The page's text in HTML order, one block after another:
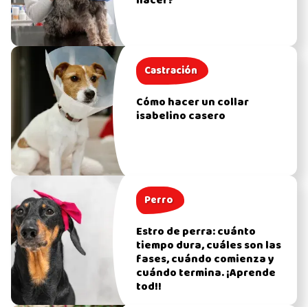
Castración
Cómo hacer un collar
isabelino casero
Perro
Estro de perra: cuánto
tiempo dura, cuáles son las
fases, cuándo comienza y
cuándo termina. ¡Aprende
tod!!